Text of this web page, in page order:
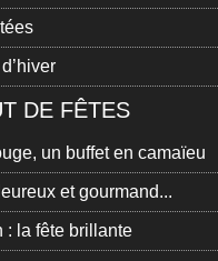
DE FÊTES
un buffet en camaïeu
et gourmand...
: la fête brillante